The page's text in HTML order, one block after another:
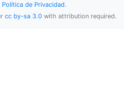
Política de Privacidad.
cc by-sa 3.0 with attribution required.